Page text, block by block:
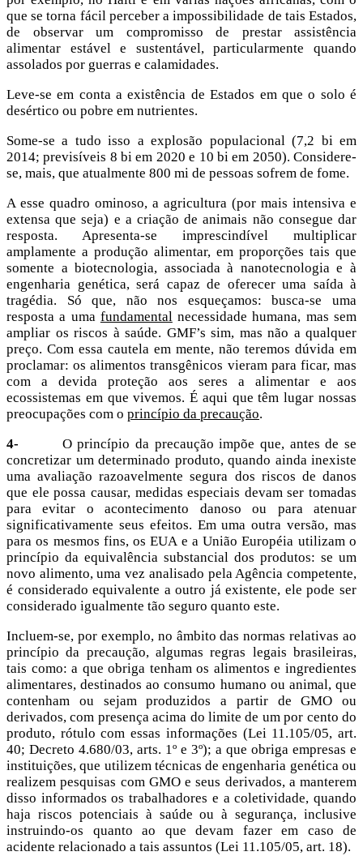
que se torna fácil perceber a impossibilidade de tais Estados,
de observar um compromisso de prestar assistência
alimentar estável e sustentável, particularmente quando
assolados por guerras e calamidades.
Leve-se em conta a existência de Estados em que o solo é
desértico ou pobre em nutrientes.
Some-se a tudo isso a explosão populacional (7,2 bi em
2014; previsíveis 8 bi em 2020 e 10 bi em 2050). Considere-
se, mais, que atualmente 800 mi de pessoas sofrem de fome.
A esse quadro ominoso, a agricultura (por mais intensiva e
extensa que seja) e a criação de animais não consegue dar
resposta. Apresenta-se imprescindível multiplicar
amplamente a produção alimentar, em proporções tais que
somente a biotecnologia, associada à nanotecnologia e à
engenharia genética, será capaz de oferecer uma saída à
tragédia. Só que, não nos esqueçamos: busca-se uma
resposta a uma fundamentalnecessidade humana, mas sem
ampliar os riscos à saúde. GMF’s sim, mas não a qualquer
preço. Com essa cautela em mente, não teremos dúvida em
proclamar: os alimentos transgênicos vieram para ficar, mas
com a devida proteção aos seres a alimentar e aos
ecossistemas em que vivemos. É aqui que têm lugar nossas
preocupações com o princípio da precaução.
4- O princípio da precaução impõe que, antes de se
concretizar um determinado produto, quando ainda inexiste
uma avaliação razoavelmente segura dos riscos de danos
que ele possa causar, medidas especiais devam ser tomadas
para evitar o acontecimento danoso ou para atenuar
significativamente seus efeitos. Em uma outra versão, mas
para os mesmos fins, os EUA e a União Européia utilizam o
princípio da equivalência substancial dos produtos: se um
novo alimento, uma vez analisado pela Agência competente,
é considerado equivalente a outro já existente, ele pode ser
considerado igualmente tão seguro quanto este.
Incluem-se, por exemplo, no âmbito das normas relativas ao
princípio da precaução, algumas regras legais brasileiras,
tais como: a que obriga tenham os alimentos e ingredientes
alimentares, destinados ao consumo humano ou animal, que
contenham ou sejam produzidos a partir de GMO ou
derivados, com presença acima do limite de um por cento do
produto, rótulo com essas informações (Lei 11.105/05, art.
40; Decreto 4.680/03, arts. 1º e 3º); a que obriga empresas e
instituições, que utilizem técnicas de engenharia genética ou
realizem pesquisas com GMO e seus derivados, a manterem
disso informados os trabalhadores e a coletividade, quando
haja riscos potenciais à saúde ou à segurança, inclusive
instruindo-os quanto ao que devam fazer em caso de
acidente relacionado a tais assuntos (Lei 11.105/05, art. 18).